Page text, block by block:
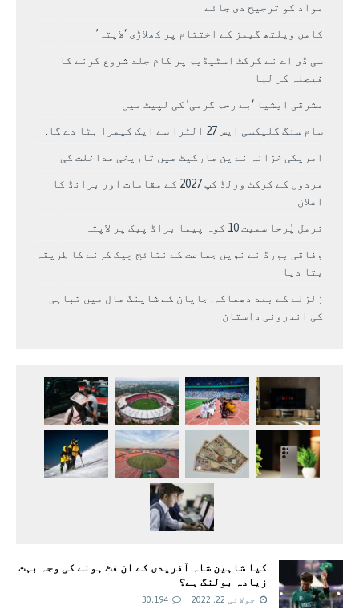
مواد کو ترجیح دی جائے
کامن ویلتھ گیمز کے اختتام پر کھلاڑی ‘لاپتہ’
سی ڈی اے نے کرکٹ اسٹیڈیم پر کام جلد شروع کرنے کا
فیصلہ کر لیا
مشرقی ایشیا ‘بے رحم گرمی’ کی لپیٹ میں
سام سنگ گلیکسی ایس 27 الٹرا سے ایک کیمرا ہٹا دے گا.
امریکی خزانہ نے ین مارکیٹ میں تاریخی مداخلت کی
مردوں کے کرکٹ ورلڈ کپ 2027 کے مقامات اور برانڈ کا
اعلان
نرمل پُرجا سمیت 10 کوہ پیما براڈ پیک پر لاپتہ
وفاقی بورڈ نے نویں جماعت کے نتائج چیک کرنے کا طریقہ
بتا دیا
زلزلے کے بعد دھماکہ: جاپان کے شاپنگ مال میں تباہی
کی اندرونی داستان
کیا شاہین شاہ آفریدی کے ان فٹ ہونے کی وجہ بہت
زیادہ بولنگ ہے؟
جولائی 22, 2022 30,194